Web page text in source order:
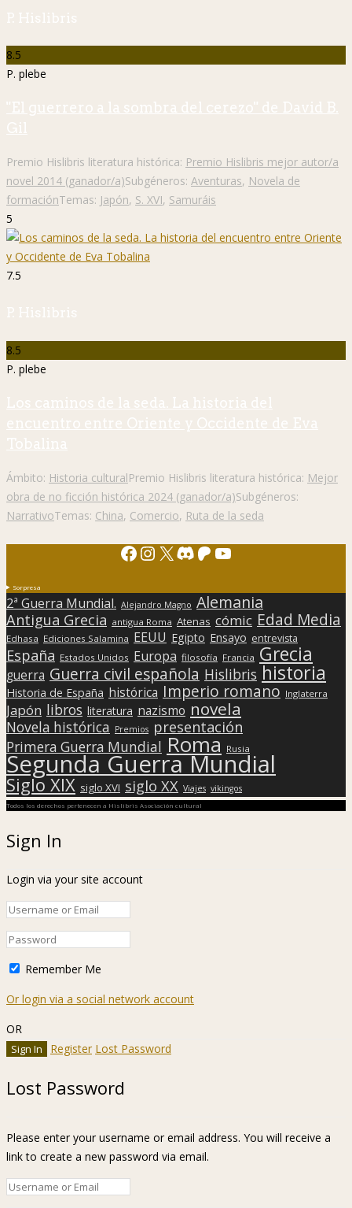
P. Hislibris
8.5
P. plebe
"El guerrero a la sombra del cerezo" de David B.
Gil
Premio Hislibris literatura histórica: Premio Hislibris mejor autor/a
novel 2014 (ganador/a)Subgéneros: Aventuras, Novela de
formaciónTemas: Japón, S. XVI, Samuráis
5
7.5
P. Hislibris
8.5
P. plebe
Los caminos de la seda. La historia del
encuentro entre Oriente y Occidente de Eva
Tobalina
Ámbito: Historia culturalPremio Hislibris literatura histórica: Mejor
obra de no ficción histórica 2024 (ganador/a)Subgéneros:
NarrativoTemas: China, Comercio, Ruta de la seda
Facebook
Instagram
X Discord
Patreon
YouTube
Sorpresa
2ª Guerra Mundial. Alejandro Magno Alemania
Antigua Grecia antigua Roma Atenas cómic Edad Media
Edhasa Ediciones Salamina EEUU Egipto Ensayo entrevista
España Estados Unidos Europa filosofía Francia Grecia
guerra Guerra civil española Hislibris historia
Historia de España histórica Imperio romano Inglaterra
Japón libros literatura nazismo novela
Novela histórica Premios presentación
Primera Guerra Mundial Roma Rusia
Segunda Guerra Mundial
Siglo XIX siglo XVI siglo XX Viajes vikingos
Todos los derechos pertenecen a Hislibris Asociación cultural
Sign In
Login via your site account
Remember Me
Or login via a social network account
OR
Register Lost Password
Lost Password
Please enter your username or email address. You will receive a
link to create a new password via email.